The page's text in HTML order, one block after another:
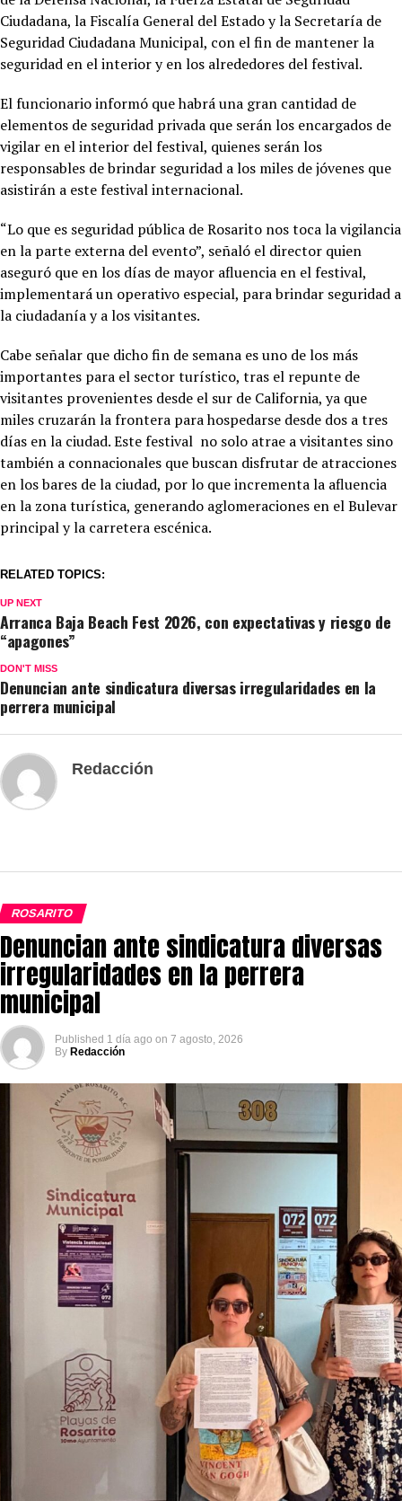
Ciudadana, la Fiscalía General del Estado y la Secretaría de
Seguridad Ciudadana Municipal, con el fin de mantener la
seguridad en el interior y en los alrededores del festival.
El funcionario informó que habrá una gran cantidad de
elementos de seguridad privada que serán los encargados de
vigilar en el interior del festival, quienes serán los
responsables de brindar seguridad a los miles de jóvenes que
asistirán a este festival internacional.
“Lo que es seguridad pública de Rosarito nos toca la vigilancia
en la parte externa del evento”, señaló el director quien
aseguró que en los días de mayor afluencia en el festival,
implementará un operativo especial, para brindar seguridad a
la ciudadanía y a los visitantes.
Cabe señalar que dicho fin de semana es uno de los más
importantes para el sector turístico, tras el repunte de
visitantes provenientes desde el sur de California, ya que
miles cruzarán la frontera para hospedarse desde dos a tres
días en la ciudad. Este festival no solo atrae a visitantes sino
también a connacionales que buscan disfrutar de atracciones
en los bares de la ciudad, por lo que incrementa la afluencia
en la zona turística, generando aglomeraciones en el Bulevar
principal y la carretera escénica.
RELATED TOPICS:
UP NEXT
Arranca Baja Beach Fest 2026, con expectativas y riesgo de
“apagones”
DON'T MISS
Denuncian ante sindicatura diversas irregularidades en la
perrera municipal
Redacción
ROSARITO
Denuncian ante sindicatura diversas
irregularidades en la perrera
municipal
Published 1 día ago on 7 agosto, 2026
By Redacción